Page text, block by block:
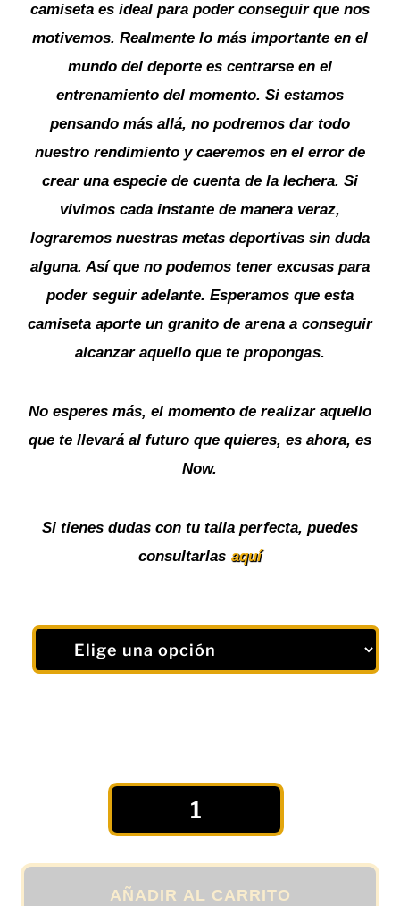
camiseta es ideal para poder conseguir que nos
motivemos. Realmente lo más importante en el
mundo del deporte es centrarse en el
entrenamiento del momento. Si estamos
pensando más allá, no podremos dar todo
nuestro rendimiento y caeremos en el error de
crear una especie de cuenta de la lechera. Si
vivimos cada instante de manera veraz,
lograremos nuestras metas deportivas sin duda
alguna. Así que no podemos tener excusas para
poder seguir adelante. Esperamos que esta
camiseta aporte un granito de arena a conseguir
alcanzar aquello que te propongas.
No esperes más, el momento de realizar aquello
que te llevará al futuro que quieres, es ahora, es
Now.
Si tienes dudas con tu talla perfecta, puedes
consultarlas aquí
en
AÑADIR AL CARRITO